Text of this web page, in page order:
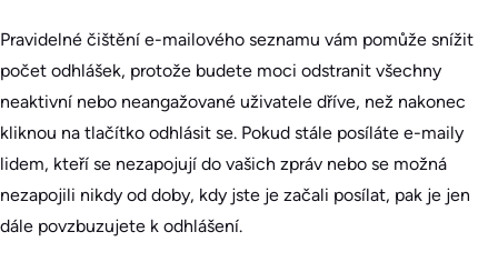
Pravidelné čištění e-mailového seznamu vám pomůže snížit
počet odhlášek, protože budete moci odstranit všechny
neaktivní nebo neangažované uživatele dříve, než nakonec
kliknou na tlačítko odhlásit se. Pokud stále posíláte e-maily
lidem, kteří se nezapojují do vašich zpráv nebo se možná
nezapojili nikdy od doby, kdy jste je začali posílat, pak je jen
dále povzbuzujete k odhlášení.